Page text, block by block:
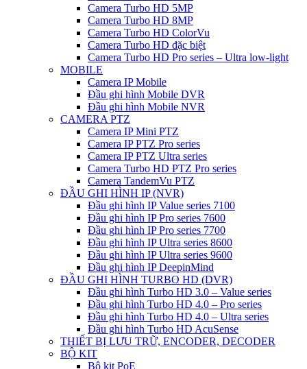
Camera Turbo HD 5MP
Camera Turbo HD 8MP
Camera Turbo HD ColorVu
Camera Turbo HD đặc biệt
Camera Turbo HD Pro series – Ultra low-light
MOBILE
Camera IP Mobile
Đầu ghi hình Mobile DVR
Đầu ghi hình Mobile NVR
CAMERA PTZ
Camera IP Mini PTZ
Camera IP PTZ Pro series
Camera IP PTZ Ultra series
Camera Turbo HD PTZ Pro series
Camera TandemVu PTZ
ĐẦU GHI HÌNH IP (NVR)
Đầu ghi hình IP Value series 7100
Đầu ghi hình IP Pro series 7600
Đầu ghi hình IP Pro series 7700
Đầu ghi hình IP Ultra series 8600
Đầu ghi hình IP Ultra series 9600
Đầu ghi hình IP DeepinMind
ĐẦU GHI HÌNH TURBO HD (DVR)
Đầu ghi hình Turbo HD 3.0 – Value series
Đầu ghi hình Turbo HD 4.0 – Pro series
Đầu ghi hình Turbo HD 4.0 – Ultra series
Đầu ghi hình Turbo HD AcuSense
THIẾT BỊ LƯU TRỮ, ENCODER, DECODER
BỘ KIT
Bộ kit PoE